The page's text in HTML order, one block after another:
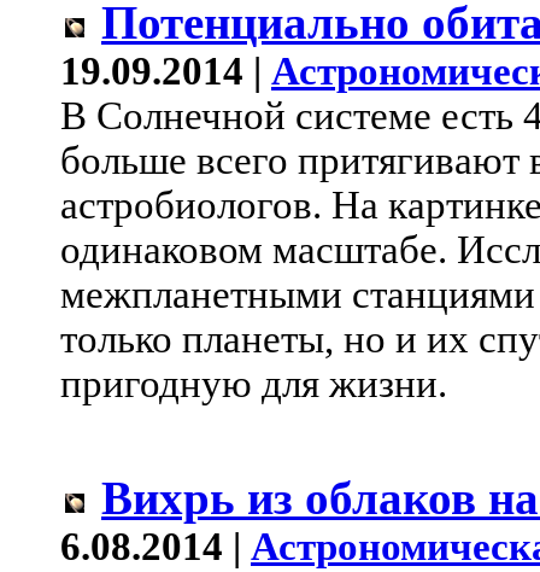
Потенциально
19.09.2014 |
В Солнечной системе есть
больше всего притягивают
астробиологов. На
одинаковом масштабе.
межпланетными
только планеты, но и их
пригодную для жизни.
Вихрь из облаков
6.08.2014 |